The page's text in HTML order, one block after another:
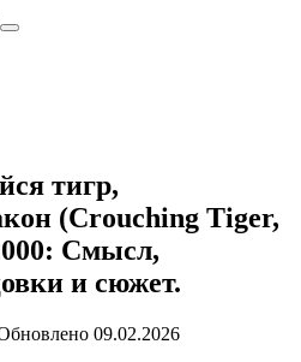
тигр,
(Crouching Tiger,
Смысл,
и сюжет.
09.02.2026